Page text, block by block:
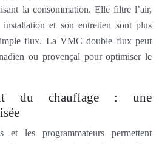
la consommation. Elle filtre l’air,
et son entretien sont plus
flux. La VMC double flux peut
ou provençal pour optimiser le
du chauffage : une
et les programmateurs permettent